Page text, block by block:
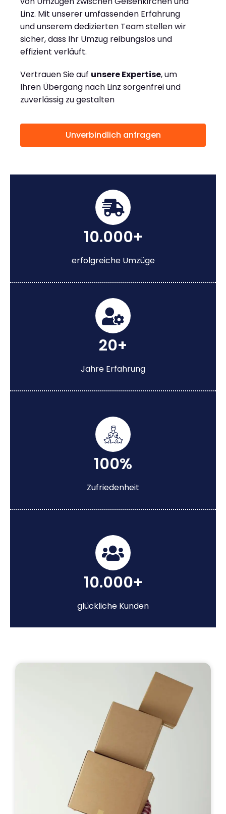
Linz. Mit unserer umfassenden Erfahrung
und unserem dedizierten Team stellen wir
sicher, dass Ihr Umzug reibungslos und
effizient verläuft.
Vertrauen Sie auf unsere Expertise, um
Ihren Übergang nach Linz sorgenfrei und
zuverlässig zu gestalten
Unverbindlich anfragen
10.000+
erfolgreiche Umzüge
20+
Jahre Erfahrung
100%
Zufriedenheit
10.000+
glückliche Kunden